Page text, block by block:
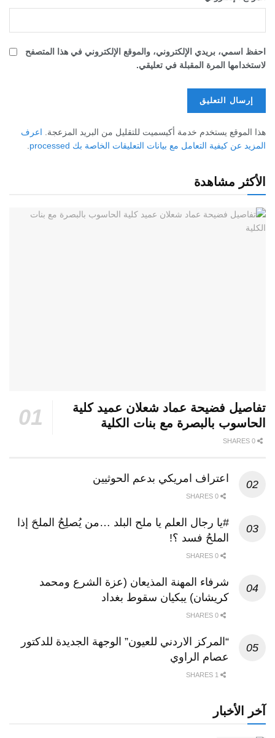
احفظ اسمي، بريدي الإلكتروني، والموقع الإلكتروني في هذا المتصفح
لاستخدامها المرة المقبلة في تعليقي.
هذا الموقع يستخدم خدمة أكيسميت للتقليل من البريد المزعجة. اعرف
المزيد عن كيفية التعامل مع بيانات التعليقات الخاصة بك processed
.
الأكثر مشاهدة
تفاصيل فضيحة عماد شعلان عميد كلية
الحاسوب بالبصرة مع بنات الكلية
اعتراف امريكي بدعم الحوثيين
#يا رجال العلم يا ملح البلد …من يُصلِحُ الملحَ إذا
الملحُ فسد ؟!
شرفاء المهنة المذيعان (عزة الشرع ومحمد
كريشان) يبكيان سقوط بغداد
“المركز الاردني للعيون” الوجهة الجديدة للدكتور
عصام الراوي
آخر الأخبار